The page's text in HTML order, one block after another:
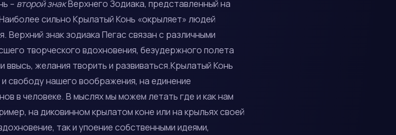
– второй знакВерхнего Зодиака, представленный на
сильно Крылатый Конь «окрыляет» людей
Верхний знак зодиака Пегас связан с различными
творческого вдохновения, безудержного полета
ввысь, желания творить и развиваться.Крылатый Конь
свободу нашего воображения, на единение
в человеке. В мыслях мы можем летать где и как нам
на диковинном крылатом коне или на крыльях своей
так и упоение собственными идеями,